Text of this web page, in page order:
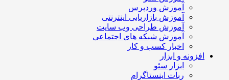
آموزش وردپرس
آموزش بازاریابی اینترنتی
آموزش طراحی وب سایت
آموزش شبکه های اجتماعی
اخبار کسب و کار
افزونه و ابزار
ابزار سئو
ربات اینستاگرام